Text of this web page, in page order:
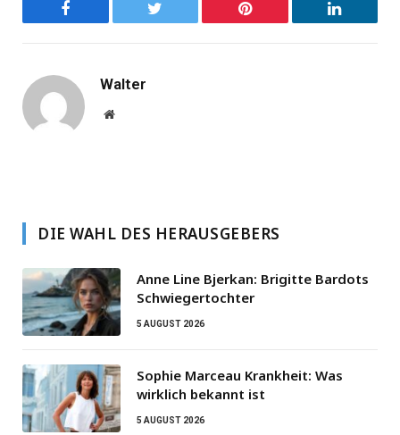
Facebook Twitter Pinterest LinkedIn
Walter
Website
DIE WAHL DES HERAUSGEBERS
Anne Line Bjerkan: Brigitte Bardots
Schwiegertochter
5 AUGUST 2026
Sophie Marceau Krankheit: Was
wirklich bekannt ist
5 AUGUST 2026